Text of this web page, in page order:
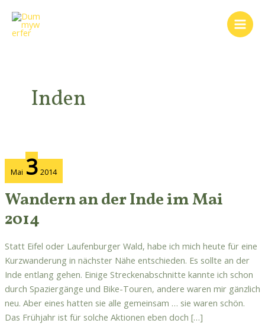
Inhalt
springen
Main
Inden
Mai 3 2014
Wandern an der Inde im Mai
2014
Statt Eifel oder Laufenburger Wald, habe ich mich heute für eine
Kurzwanderung in nächster Nähe entschieden. Es sollte an der
Inde entlang gehen. Einige Streckenabschnitte kannte ich schon
durch Spaziergänge und Bike-Touren, andere waren mir gänzlich
neu. Aber eines hatten sie alle gemeinsam … sie waren schön.
Das Frühjahr ist für solche Aktionen eben doch […]
Wandern
der
Inde
im
Mai